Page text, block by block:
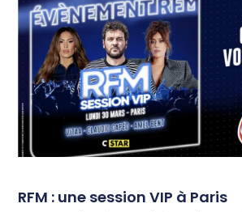
RFM : une session VIP à Paris